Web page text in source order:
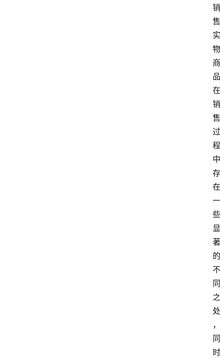
销
售
实
物
商
品
在
销
售
过
程
中
存
在
一
些
显
著
的
不
同
之
处
，
同
时